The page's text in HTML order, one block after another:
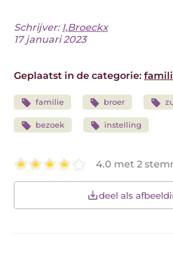
Schrijver: I,Broeckx
17 januari 2023
Geplaatst in de categorie:
familie broer
bezoek instelling
4.0 met 2
deel als